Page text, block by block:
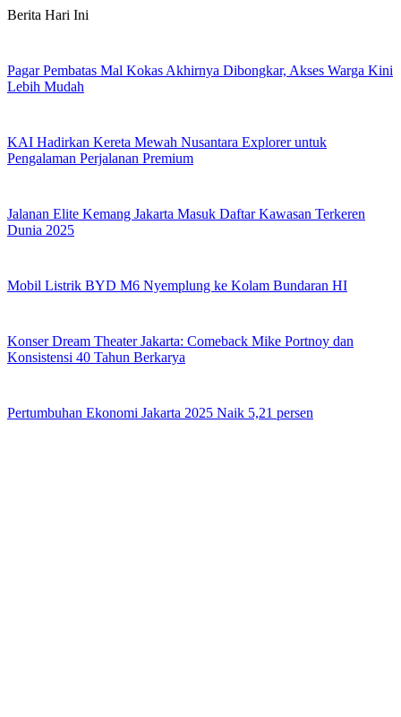
Skip
Berita Hari Ini
Pagar Pembatas Mal Kokas Akhirnya Dibongkar, Akses Warga Kini
Lebih Mudah
KAI Hadirkan Kereta Mewah Nusantara Explorer untuk
Pengalaman Perjalanan Premium
Jalanan Elite Kemang Jakarta Masuk Daftar Kawasan Terkeren
Dunia 2025
Mobil Listrik BYD M6 Nyemplung ke Kolam Bundaran HI
Konser Dream Theater Jakarta: Comeback Mike Portnoy dan
Konsistensi 40 Tahun Berkarya
Pertumbuhan Ekonomi Jakarta 2025 Naik 5,21 persen